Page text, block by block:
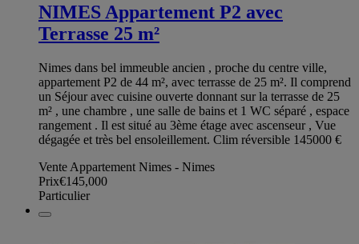
NIMES Appartement P2 avec
Terrasse 25 m²
Nimes dans bel immeuble ancien , proche du centre ville,
appartement P2 de 44 m², avec terrasse de 25 m². Il comprend
un Séjour avec cuisine ouverte donnant sur la terrasse de 25
m² , une chambre , une salle de bains et 1 WC séparé , espace
rangement . Il est situé au 3ème étage avec ascenseur , Vue
dégagée et très bel ensoleillement. Clim réversible 145000 €
Vente Appartement Nimes - Nimes
Prix€145,000
Particulier